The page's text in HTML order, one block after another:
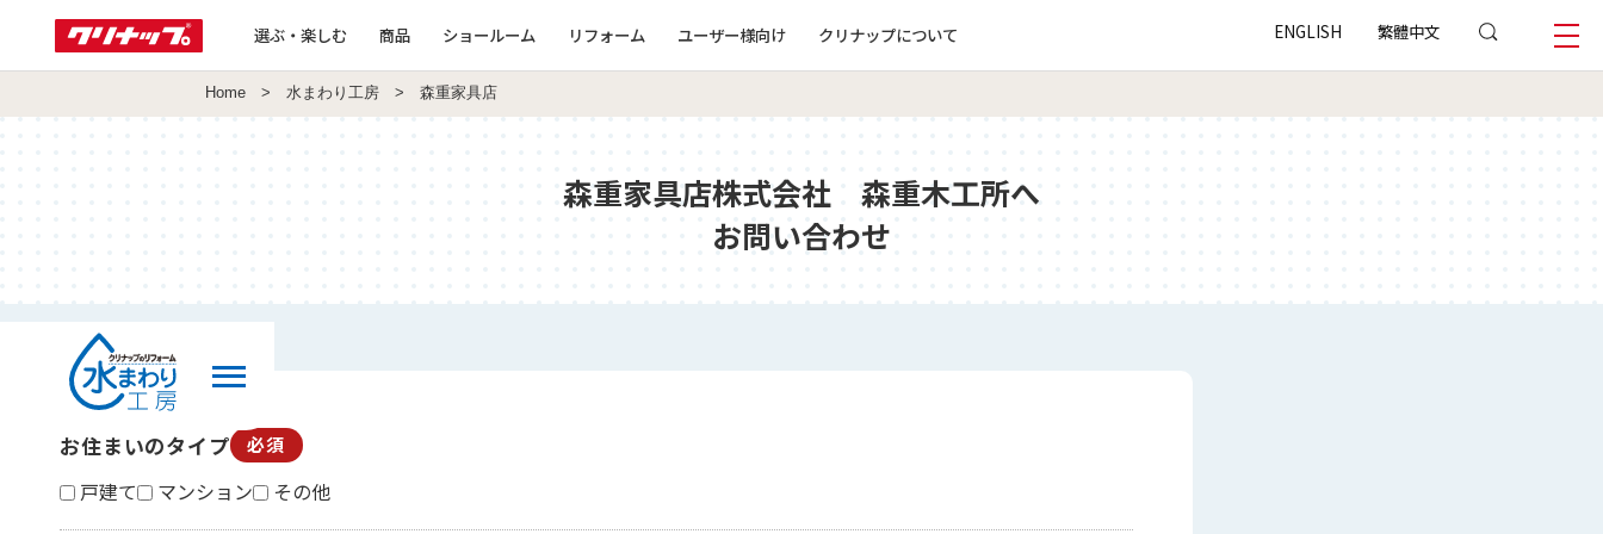
選ぶ・楽しむ 商品 ショールーム リフォーム ユーザー様向け クリナップについて ENGLISH 繁體中文
Home > 水まわり工房 > 森重家具店
森重家具店株式会社 森重木工所へ
お問い合わせ
お住まいのタイプ 必須
戸建て マンション その他